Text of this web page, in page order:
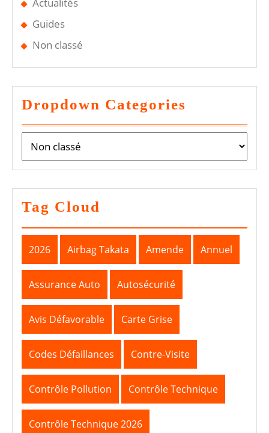
Guides
Non classé
Dropdown Categories
Tag Cloud
2026 Airbag Takata Amende Annuel
Assurance Auto Autosécurité
Avis Défavorable Carte Grise
Codes Défaillances Contre-Visite
Contrôle Pollution Contrôle Technique
Contrôle Technique 2026